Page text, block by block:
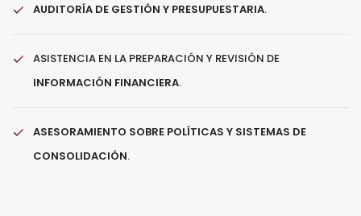
AUDITORÍA DE GESTIÓN Y PRESUPUESTARIA.
ASISTENCIA EN LA PREPARACIÓN Y REVISIÓN DE
INFORMACIÓN FINANCIERA.
ASESORAMIENTO SOBRE POLÍTICAS Y SISTEMAS DE
CONSOLIDACIÓN.